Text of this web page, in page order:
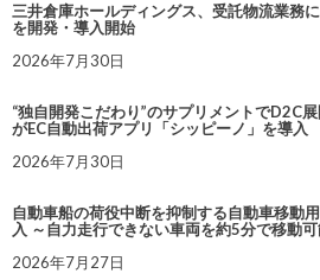
三井倉庫ホールディングス、受託物流業務
を開発・導入開始
2026年7月30日
“独自開発こだわり”のサプリメントでD2C
がEC自動出荷アプリ「シッピーノ」を導入
2026年7月30日
自動車船の荷役中断を抑制する自動車移動
入 ～自力走行できない車両を約5分で移動可
2026年7月27日